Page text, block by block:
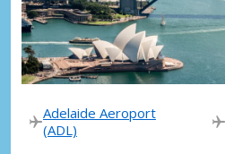
Adelaide Aeroport
(ADL)